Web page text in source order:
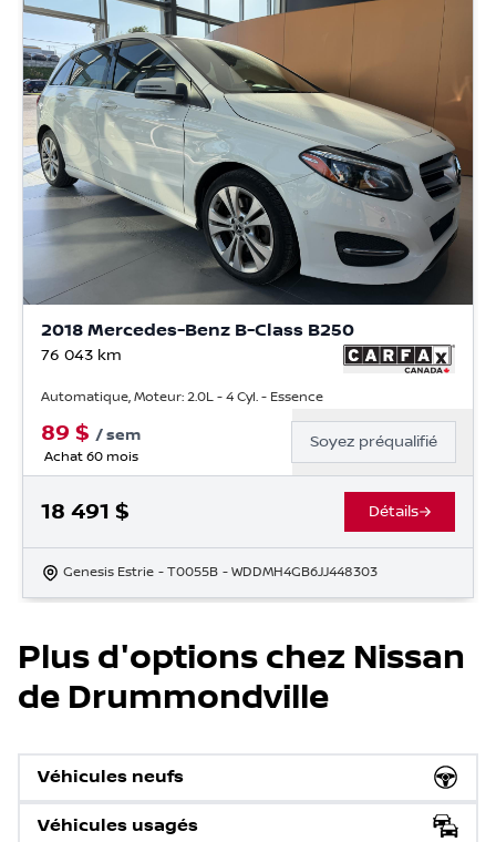
2018 Mercedes-Benz B-Class B250
76 043 km
Automatique, Moteur: 2.0L - 4 Cyl. - Essence
89 $ /sem
Achat 60 mois
Soyez préqualifié
18 491 $ Détails
Genesis Estrie - T0055B - WDDMH4GB6JJ448303
Plus d'options chez Nissan
de Drummondville
Véhicules neufs
Véhicules usagés